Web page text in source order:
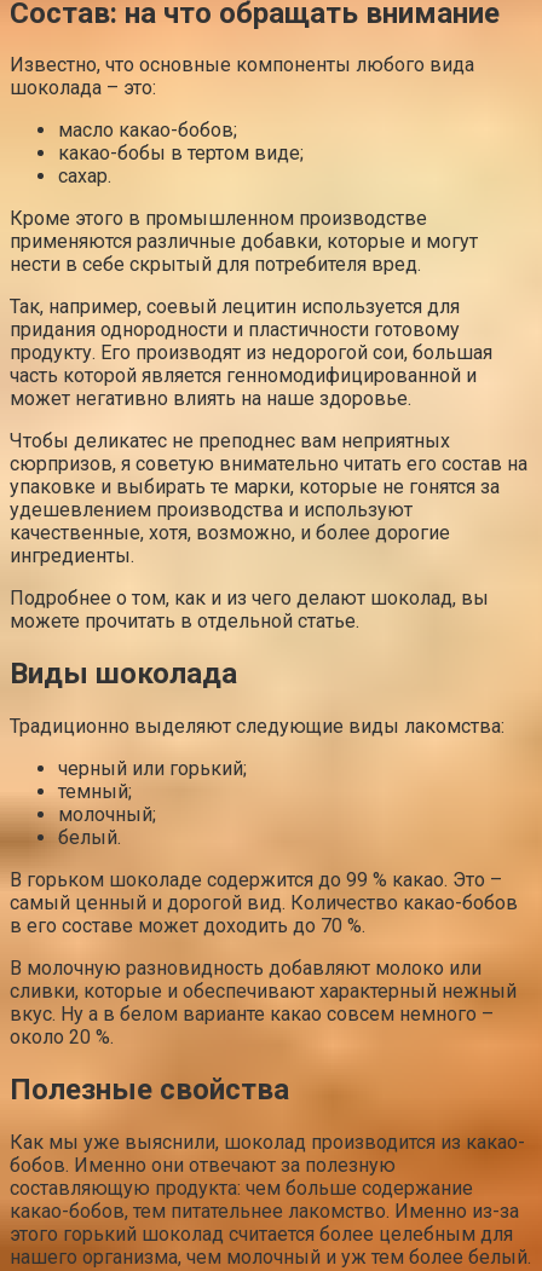
Состав: на что обращать внимание
Известно, что основные компоненты любого вида
шоколада – это:
масло какао-бобов;
какао-бобы в тертом виде;
сахар.
Кроме этого в промышленном производстве
применяются различные добавки, которые и могут
нести в себе скрытый для потребителя вред.
Так, например, соевый лецитин используется для
придания однородности и пластичности готовому
продукту. Его производят из недорогой сои, большая
часть которой является генномодифицированной и
может негативно влиять на наше здоровье.
Чтобы деликатес не преподнес вам неприятных
сюрпризов, я советую внимательно читать его состав на
упаковке и выбирать те марки, которые не гонятся за
удешевлением производства и используют
качественные, хотя, возможно, и более дорогие
ингредиенты.
Подробнее о том, как и из чего делают шоколад, вы
можете прочитать в отдельной статье.
Виды шоколада
Традиционно выделяют следующие виды лакомства:
черный или горький;
темный;
молочный;
белый.
В горьком шоколаде содержится до 99 % какао. Это –
самый ценный и дорогой вид. Количество какао-бобов
в его составе может доходить до 70 %.
В молочную разновидность добавляют молоко или
сливки, которые и обеспечивают характерный нежный
вкус. Ну а в белом варианте какао совсем немного –
около 20 %.
Полезные свойства
Как мы уже выяснили, шоколад производится из какао-
бобов. Именно они отвечают за полезную
составляющую продукта: чем больше содержание
какао-бобов, тем питательнее лакомство. Именно из-за
этого горький шоколад считается более целебным для
нашего организма, чем молочный и уж тем более белый.